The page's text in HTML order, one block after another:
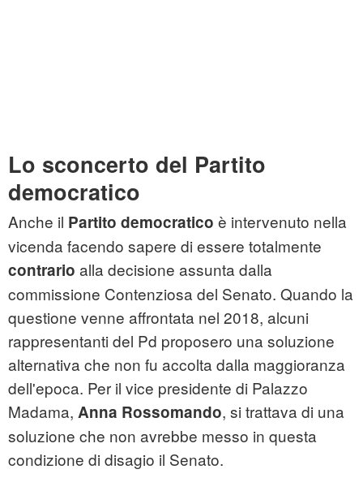
Lo sconcerto del Partito
democratico
Anche il Partito democratico è intervenuto nella
vicenda facendo sapere di essere totalmente
contrario alla decisione assunta dalla
commissione Contenziosa del Senato. Quando la
questione venne affrontata nel 2018, alcuni
rappresentanti del Pd proposero una soluzione
alternativa che non fu accolta dalla maggioranza
dell'epoca. Per il vice presidente di Palazzo
Madama, Anna Rossomando, si trattava di una
soluzione che non avrebbe messo in questa
condizione di disagio il Senato.